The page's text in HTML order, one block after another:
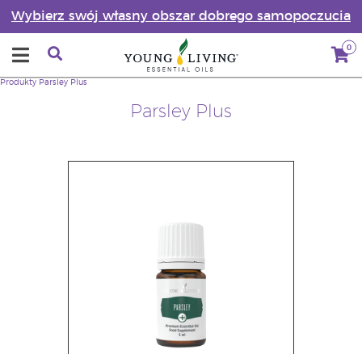
Wybierz swój własny obszar dobrego samopoczucia
0
Parsley Plus
Produkty Parsley Plus